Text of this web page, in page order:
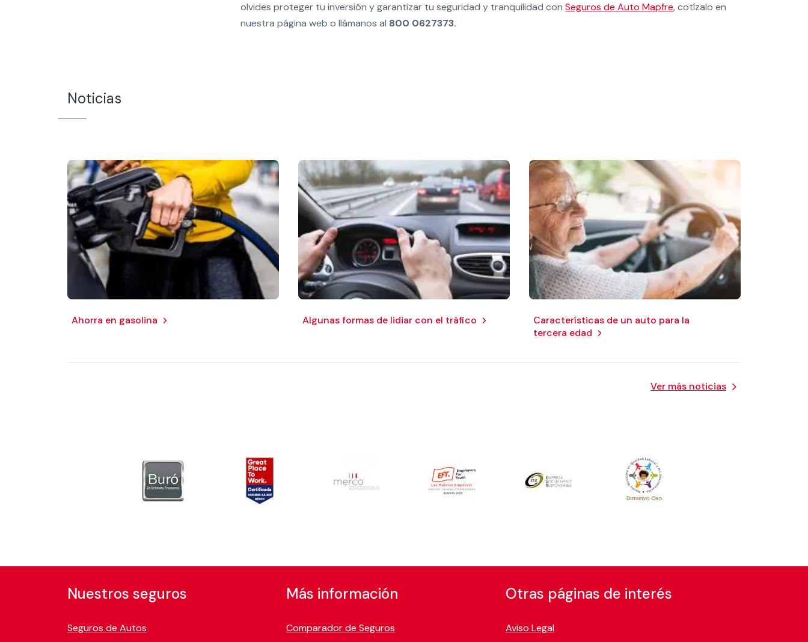
olvides proteger tu inversión y garantizar tu seguridad y tranquilidad conSeguros de Auto Mapfre, cotízalo en
nuestra página web o llámanos al 800 0627373.
Noticias
Ahorra en gasolina Algunas formas de lidiar con el tráfico
Características de un auto para la
tercera edad
Ver más noticias
Nuestros seguros
Seguros de Autos
Más información
Comparador de Seguros
Otras páginas de interés
Aviso Legal